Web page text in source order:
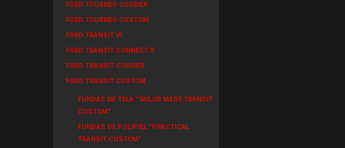
FORD TOURNEO COURIER
FORD TOURNEO CUSTOM
FORD TRANSIT VI
FORD TRANSIT CONNECT II
FORD TRANSIT COURIER
FORD TRANSIT CUSTOM
FUNDAS DE TELA "TAILOR MADE TRANSIT
CUSTOM"
FUNDAS DE POLIPIEL "PRACTICAL
TRANSIT CUSTOM"